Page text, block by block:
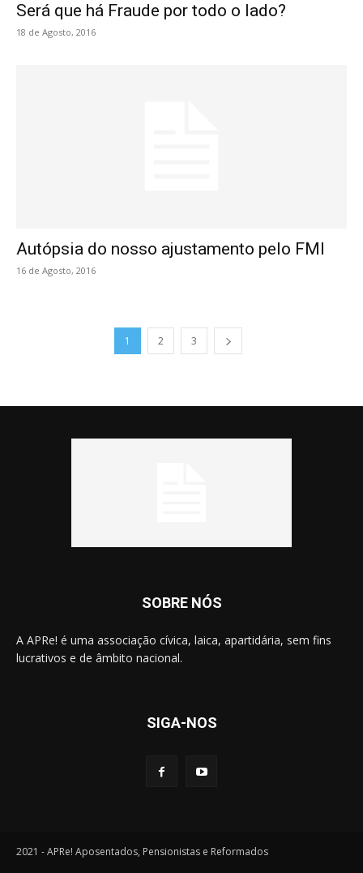
Será que há Fraude por todo o lado?
18 de Agosto, 2016
Autópsia do nosso ajustamento pelo FMI
16 de Agosto, 2016
1 2 3
SOBRE NÓS
A APRe! é uma associação cívica, laica, apartidária, sem fins
lucrativos e de âmbito nacional.
SIGA-NOS
2021 - APRe! Aposentados, Pensionistas e Reformados